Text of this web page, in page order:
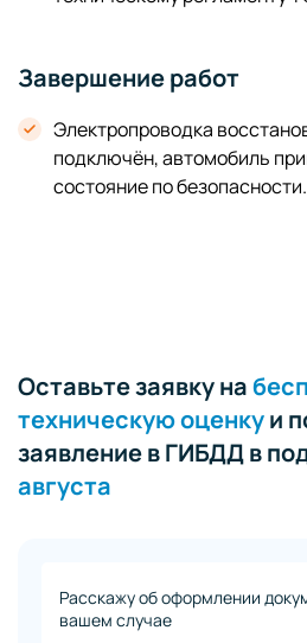
Завершение работ
Электропроводка
подключён, автомобиль
состояние по безопасности.
Оставьте заявку на
техническую оценкуи
заявление в ГИБДД в
августа
Расскажу об оформлении
вашем случае